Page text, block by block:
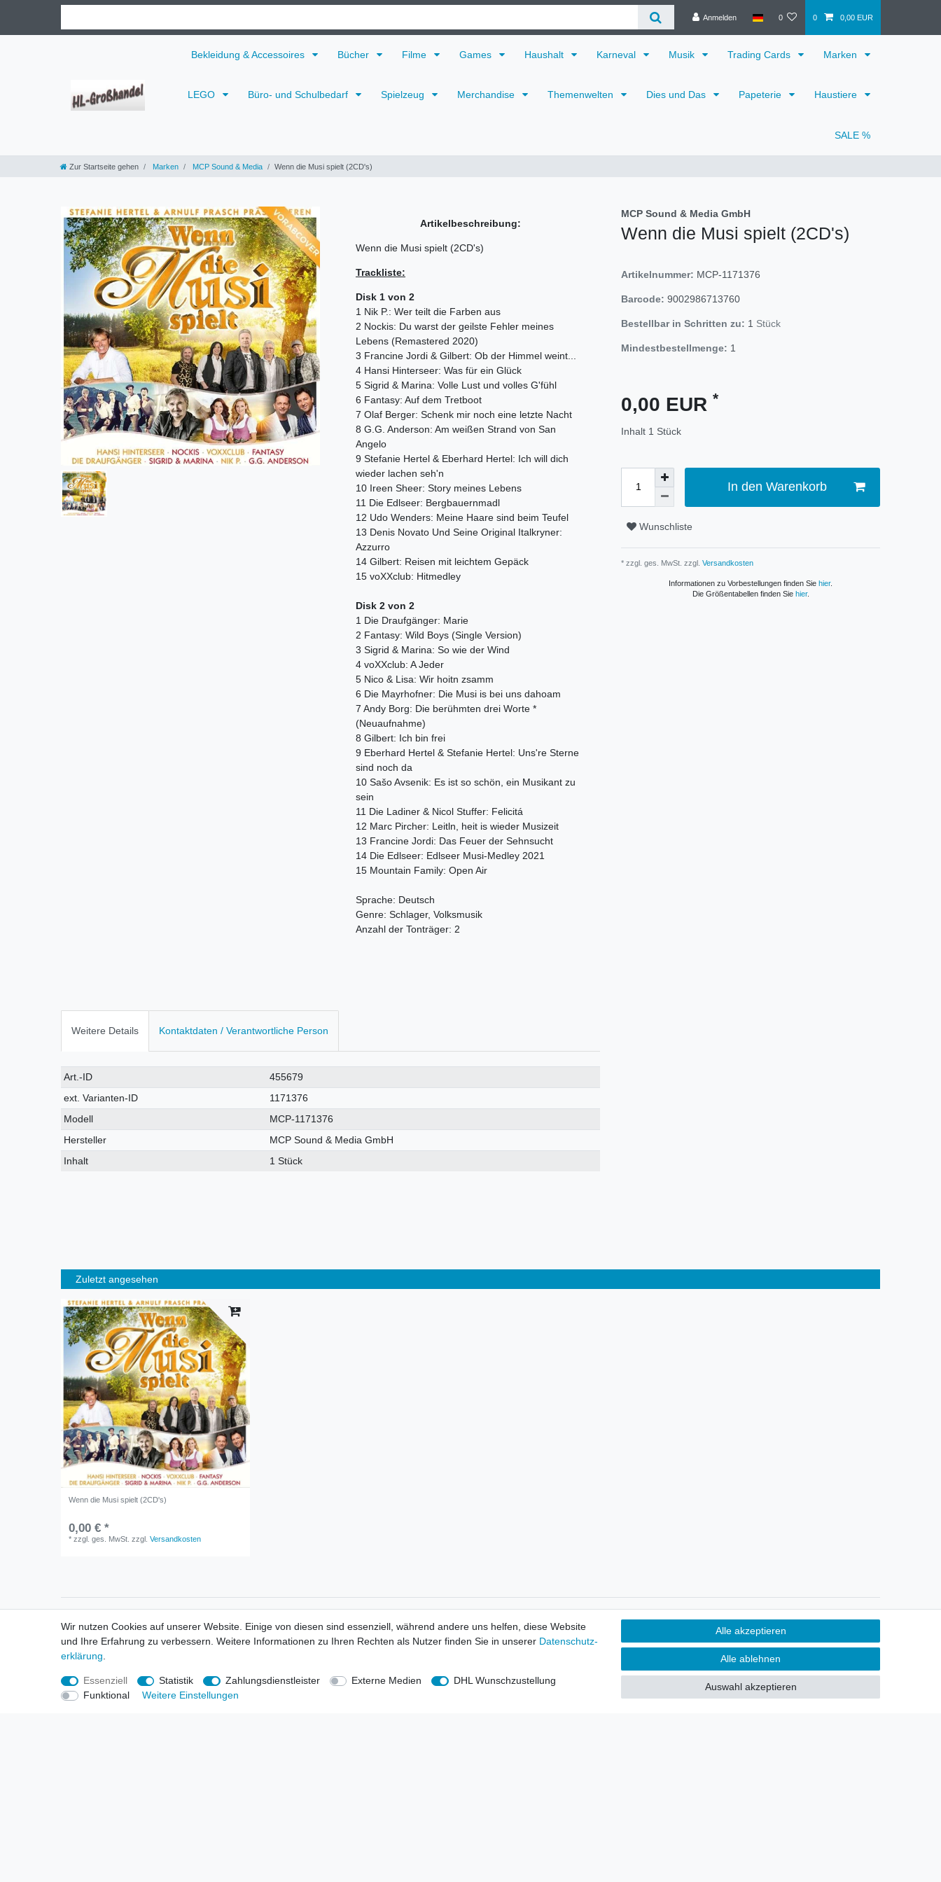
Anmelden 0 0 0,00 EUR
Bekleidung & Accessoires Bücher Filme Games Haushalt Karneval Musik Trading Cards Marken
LEGO Büro- und Schulbedarf Spielzeug Merchandise Themenwelten Dies und Das Papeterie Haustiere
SALE %
Zur Startseite gehen Marken MCP Sound & Media Wenn die Musi spielt (2CD's)
Artikelbeschreibung:
Wenn die Musi spielt (2CD's)
Trackliste:
Disk 1 von 2
1 Nik P.: Wer teilt die Farben aus
2 Nockis: Du warst der geilste Fehler meines
Lebens (Remastered 2020)
3 Francine Jordi & Gilbert: Ob der Himmel weint...
4 Hansi Hinterseer: Was für ein Glück
5 Sigrid & Marina: Volle Lust und volles G'fühl
6 Fantasy: Auf dem Tretboot
7 Olaf Berger: Schenk mir noch eine letzte Nacht
8 G.G. Anderson: Am weißen Strand von San
Angelo
9 Stefanie Hertel & Eberhard Hertel: Ich will dich
wieder lachen seh'n
10 Ireen Sheer: Story meines Lebens
11 Die Edlseer: Bergbauernmadl
12 Udo Wenders: Meine Haare sind beim Teufel
13 Denis Novato Und Seine Original Italkryner:
Azzurro
14 Gilbert: Reisen mit leichtem Gepäck
15 voXXclub: Hitmedley
Disk 2 von 2
1 Die Draufgänger: Marie
2 Fantasy: Wild Boys (Single Version)
3 Sigrid & Marina: So wie der Wind
4 voXXclub: A Jeder
5 Nico & Lisa: Wir hoitn zsamm
6 Die Mayrhofner: Die Musi is bei uns dahoam
7 Andy Borg: Die berühmten drei Worte *
(Neuaufnahme)
8 Gilbert: Ich bin frei
9 Eberhard Hertel & Stefanie Hertel: Uns're Sterne
sind noch da
10 Sašo Avsenik: Es ist so schön, ein Musikant zu
sein
11 Die Ladiner & Nicol Stuffer: Felicitá
12 Marc Pircher: Leitln, heit is wieder Musizeit
13 Francine Jordi: Das Feuer der Sehnsucht
14 Die Edlseer: Edlseer Musi-Medley 2021
15 Mountain Family: Open Air
Sprache: Deutsch
Genre: Schlager, Volksmusik
Anzahl der Tonträger: 2
MCP Sound & Media GmbH
Wenn die Musi spielt (2CD's)
Artikelnummer: MCP-1171376
Barcode: 9002986713760
Bestellbar in Schritten zu: 1 Stück
Mindestbestellmenge: 1
0,00 EUR *
Inhalt 1 Stück
In den Warenkorb
Wunschliste
* zzgl. ges. MwSt. zzgl. Versandkosten
Informationen zu Vorbestellungen finden Sie hier.
Die Größentabellen finden Sie hier.
Weitere Details Kontaktdaten / Verantwortliche Person
Technisches
Merkmal
Wert
Art.-ID
455679
ext. Varianten-ID
1171376
Modell
MCP-1171376
Hersteller
MCP Sound & Media GmbH
Inhalt
1 Stück
Zuletzt angesehen
Wenn die Musi spielt (2CD's)
0,00 € *
*zzgl. ges. MwSt. zzgl.Versandkosten
Informationen
Neukunden / New Accounts
Zahlung
Versandkosten
Entsorgungs- & Umweltbestimmungen
Größentabellen
Informationen
Händlerbund - rechtssicher verkaufen
Produkt-Kataloge
Über uns
Wir versenden mit
Sie möchten über neu eingetroffene
Lagerware oder Neuheiten
allgemein informiert werden?
Wir nutzen Cookies auf unserer Website. Einige von diesen sind essenziell, während andere uns helfen, diese Website
und Ihre Erfahrung zu verbessern. Weitere Informationen zu Ihren Rechten als Nutzer finden Sie in unserer Daten­schutz­
erklärung
Essenziell Statistik Zahlungsdienstleister Externe Medien
DHL Wunschzustellung
Funktional
Weitere Einstellungen
Alle akzeptieren
Alle ablehnen
Auswahl akzeptieren